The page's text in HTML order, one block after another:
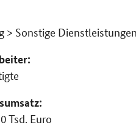
> Sonstige
Tsd. Euro